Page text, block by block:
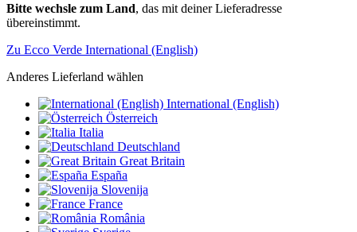
Bitte wechsle zum Land, das mit deiner Lieferadresse
übereinstimmt.
Zu Ecco Verde International (English)
Anderes Lieferland wählen
International (English)
Österreich
Italia
Deutschland
Great Britain
España
Slovenija
France
România